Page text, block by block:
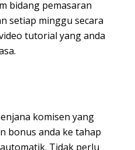
bidang pemasaran
setiap minggu secara
tutorial yang anda
komisen yang
bonus anda ke tahap
Tidak perlu